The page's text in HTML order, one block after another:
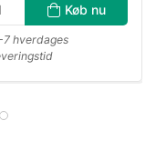
Køb nu
7 hverdages